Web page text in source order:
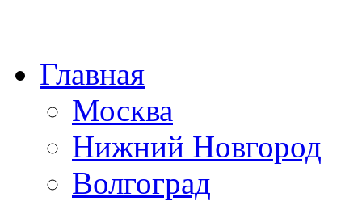
Главная
Москва
Нижний Новгород
Волгоград